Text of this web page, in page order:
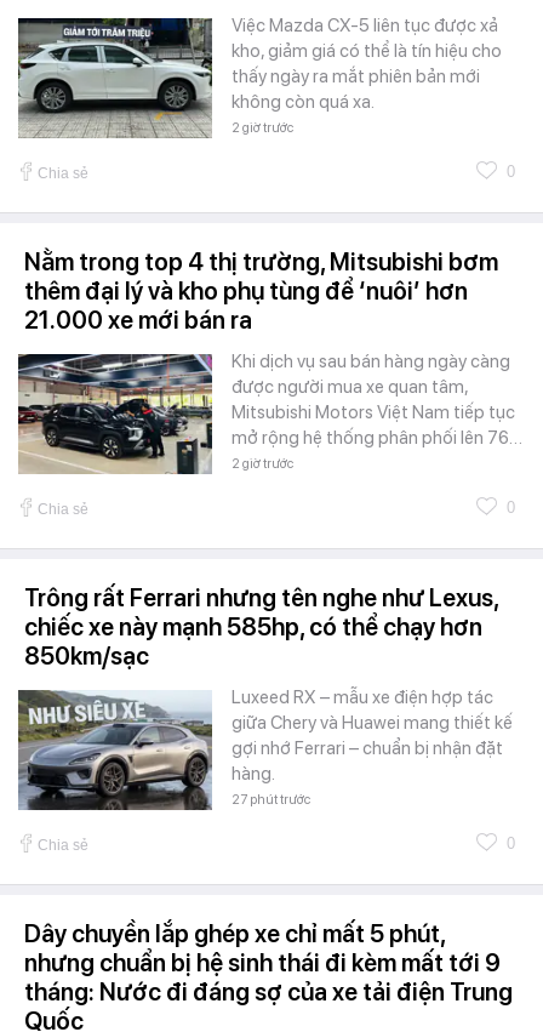
Việc Mazda CX-5 liên tục được xả
kho, giảm giá có thể là tín hiệu cho
thấy ngày ra mắt phiên bản mới
không còn quá xa.
2 giờ trước
Chia sẻ 0
Nằm trong top 4 thị trường, Mitsubishi bơm
thêm đại lý và kho phụ tùng để ‘nuôi’ hơn
21.000 xe mới bán ra
Khi dịch vụ sau bán hàng ngày càng
được người mua xe quan tâm,
Mitsubishi Motors Việt Nam tiếp tục
mở rộng hệ thống phân phối lên 76…
2 giờ trước
Chia sẻ 0
Trông rất Ferrari nhưng tên nghe như Lexus,
chiếc xe này mạnh 585hp, có thể chạy hơn
850km/sạc
Luxeed RX – mẫu xe điện hợp tác
giữa Chery và Huawei mang thiết kế
gợi nhớ Ferrari – chuẩn bị nhận đặt
hàng.
27 phút trước
Chia sẻ 0
Dây chuyền lắp ghép xe chỉ mất 5 phút,
nhưng chuẩn bị hệ sinh thái đi kèm mất tới 9
tháng: Nước đi đáng sợ của xe tải điện Trung
Quốc